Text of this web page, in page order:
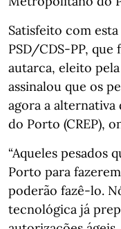
Satisfeito com
PSD/CDS-PP,
autarca, eleito
assinalou que os
agora a
do Porto (CREP),
“Aqueles pesados
Porto para
poderão fazê-lo.
tecnológica já